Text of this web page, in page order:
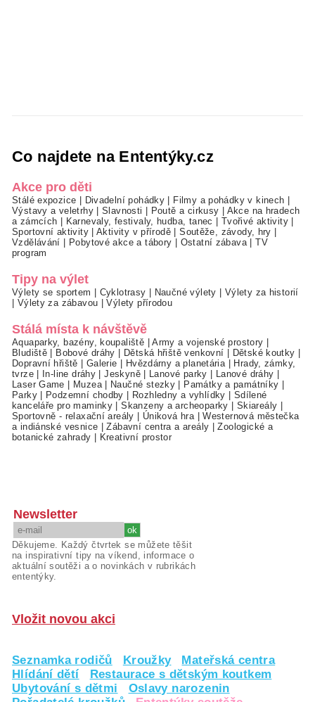
Co najdete na Ententýky.cz
Akce pro děti
Stálé expozice Divadelní pohádky Filmy a pohádky v kinech
Výstavy a veletrhy|Slavnosti Poutě a cirkusy
Akce na hradech
a zámcích
Karnevaly, festivaly, hudba, tanec Tvořivé aktivity
Sportovní aktivity|Aktivity v přírodě |Soutěže, závody, hry
Vzdělávání
Pobytové akce a tábory Ostatní zábava|TV
program
Tipy na výlet
Výlety se sportem Cyklotrasy Naučné výlety
Výlety za historií
Výlety za zábavou |Výlety přírodou
Stálá místa k návštěvě
Aquaparky, bazény, koupaliště |Army a vojenské prostory
Bludiště
Bobové dráhy Dětská hřiště venkovní Dětské koutky
Dopravní hřiště
Galerie Hvězdárny a planetária|
Hrady, zámky,
tvrze| In-line dráhy |Jeskyně| Lanové parky Lanové dráhy
Laser Game
Muzea| Naučné stezky Památky a památníky
Parky| Podzemní chodby Rozhledny a vyhlídky
Sdílené
kanceláře pro maminky |Skanzeny a archeoparky Skiareály
Sportovně - relaxační areály
Úniková hra|Westernová městečka
a indiánské vesnice |Zábavní centra a areály |Zoologické a
botanické zahrady
Kreativní prostor
Newsletter
Děkujeme. Každý čtvrtek se můžete těšit
na inspirativní tipy na víkend, informace o
aktuální soutěži a o novinkách v rubrikách
ententýky.
Vložit novou akci
Seznamka rodičů Kroužky
Mateřská centra
Hlídání dětí
Restaurace s dětským koutkem
Ubytování s dětmi
Oslavy narozenin